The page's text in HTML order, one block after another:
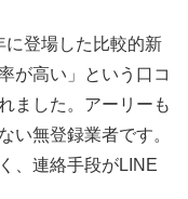
に登場した比較的新
が高い」という口コ
ました。アーリーも
い無登録業者です。
、連絡手段がLINE